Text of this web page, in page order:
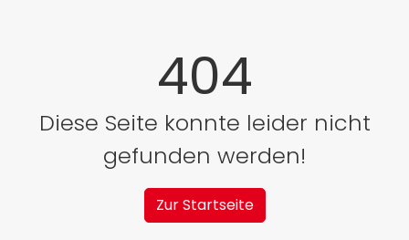
404
Diese Seite konnte leider nicht
gefunden werden!
Zur Startseite